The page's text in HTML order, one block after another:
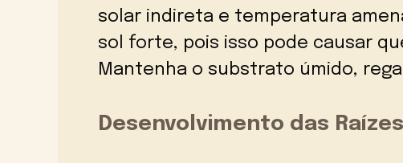
solar indireta e temperatura
sol forte, pois isso pode causar
Mantenha o substrato úmido,
Desenvolvimento das Raízes